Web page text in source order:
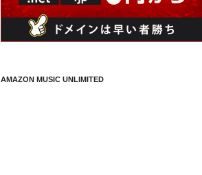
AMAZON MUSIC UNLIMITED